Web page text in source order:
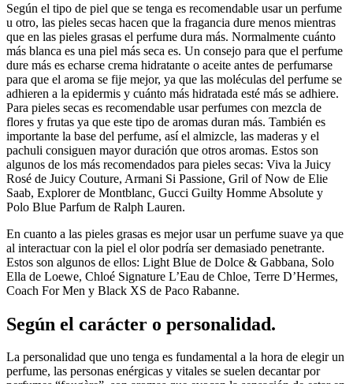
Según el tipo de piel que se tenga es recomendable usar un perfume
u otro, las pieles secas hacen que la fragancia dure menos mientras
que en las pieles grasas el perfume dura más. Normalmente cuánto
más blanca es una piel más seca es. Un consejo para que el perfume
dure más es echarse crema hidratante o aceite antes de perfumarse
para que el aroma se fije mejor, ya que las moléculas del perfume se
adhieren a la epidermis y cuánto más hidratada esté más se adhiere.
Para pieles secas es recomendable usar perfumes con mezcla de
flores y frutas ya que este tipo de aromas duran más. También es
importante la base del perfume, así el almizcle, las maderas y el
pachuli consiguen mayor duración que otros aromas. Estos son
algunos de los más recomendados para pieles secas: Viva la Juicy
Rosé de Juicy Couture, Armani Si Passione, Gril of Now de Elie
Saab, Explorer de Montblanc, Gucci Guilty Homme Absolute y
Polo Blue Parfum de Ralph Lauren.
En cuanto a las pieles grasas es mejor usar un perfume suave ya que
al interactuar con la piel el olor podría ser demasiado penetrante.
Estos son algunos de ellos: Light Blue de Dolce & Gabbana, Solo
Ella de Loewe, Chloé Signature L’Eau de Chloe, Terre D’Hermes,
Coach For Men y Black XS de Paco Rabanne.
Según el carácter o personalidad.
La personalidad que uno tenga es fundamental a la hora de elegir un
perfume, las personas enérgicas y vitales se suelen decantar por